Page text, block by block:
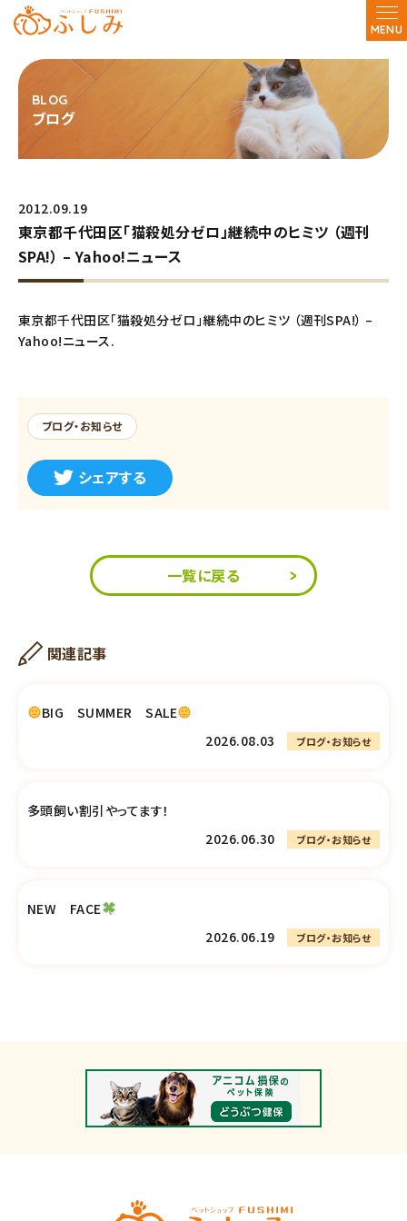
MENU
ブログ
2012.09.19
東京都千代田区「猫殺処分ゼロ」継続中のヒミツ （週刊
SPA!） – Yahoo!ニュース
東京都千代田区「猫殺処分ゼロ」継続中のヒミツ （週刊SPA!） –
Yahoo!ニュース.
ブログ・お知らせ
シェアする
一覧に戻る
関連記事
BIG SUMMER SALE
2026.08.03
ブログ・お知らせ
多頭飼い割引やってます！
2026.06.30
ブログ・お知らせ
NEW FACE
2026.06.19
ブログ・お知らせ